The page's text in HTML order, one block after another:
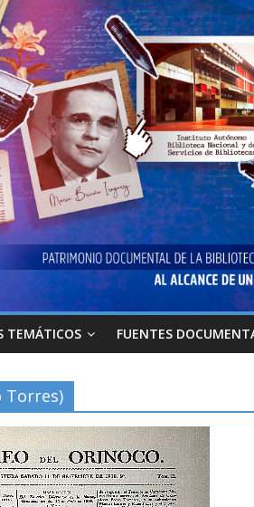
TEMÁTICOS FUENTES
Torres)